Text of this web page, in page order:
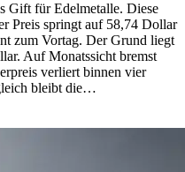
Gift für Edelmetalle. Diese
Preis springt auf 58,74 Dollar
zum Vortag. Der Grund liegt
Auf Monatssicht bremst
verliert binnen vier
bleibt die…